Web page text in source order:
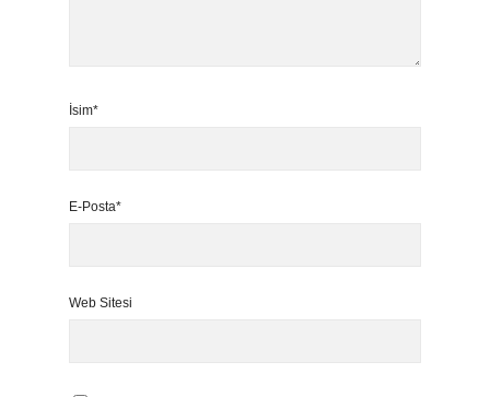
İsim*
E-Posta*
Web Sitesi